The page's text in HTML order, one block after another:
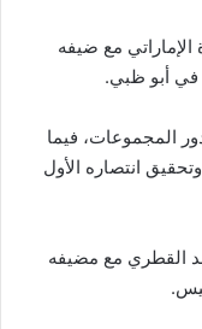
مع ضيفه
في أبو ظبي.
المجموعات، فيما
انتصاره الأول
القطري مع مضيفه